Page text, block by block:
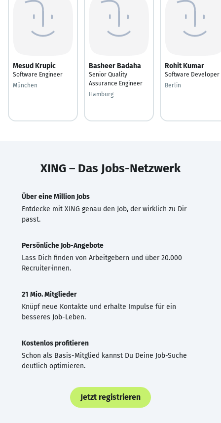
Mesud Krupic
Software Engineer
München
Basheer Badaha
Senior Quality
Assurance Engineer
Hamburg
Rohit Kumar
Software Developer
Berlin
XING – Das Jobs-Netzwerk
Über eine Million Jobs
Entdecke mit XING genau den Job, der wirklich zu Dir
passt.
Persönliche Job-Angebote
Lass Dich finden von Arbeitgebern und über 20.000
Recruiter·innen.
21 Mio. Mitglieder
Knüpf neue Kontakte und erhalte Impulse für ein
besseres Job-Leben.
Kostenlos profitieren
Schon als Basis-Mitglied kannst Du Deine Job-Suche
deutlich optimieren.
Jetzt registrieren